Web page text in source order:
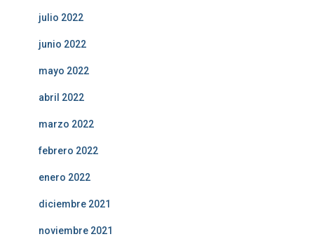
julio 2022
junio 2022
mayo 2022
abril 2022
marzo 2022
febrero 2022
enero 2022
diciembre 2021
noviembre 2021